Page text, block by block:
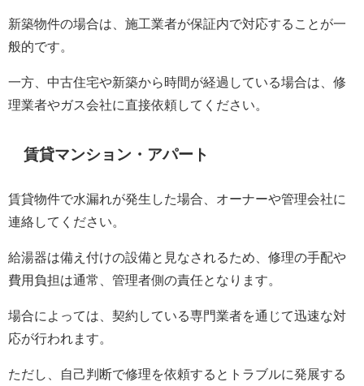
新築物件の場合は、施工業者が保証内で対応することが一
般的です。
一方、中古住宅や新築から時間が経過している場合は、修
理業者やガス会社に直接依頼してください。
賃貸マンション・アパート
賃貸物件で水漏れが発生した場合、オーナーや管理会社に
連絡してください。
給湯器は備え付けの設備と見なされるため、修理の手配や
費用負担は通常、管理者側の責任となります。
場合によっては、契約している専門業者を通じて迅速な対
応が行われます。
ただし、自己判断で修理を依頼するとトラブルに発展する